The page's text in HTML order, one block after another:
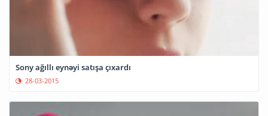
Sony ağıllı eynəyi satışa çıxardı
28-03-2015